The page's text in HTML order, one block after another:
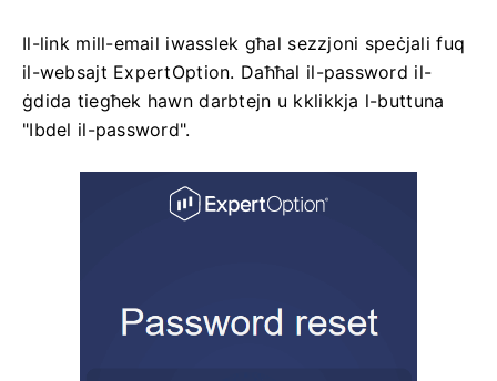
Il-link mill-email iwasslek għal sezzjoni speċjali fuq
il-websajt ExpertOption. Daħħal il-password il-
ġdida tiegħek hawn darbtejn u kklikkja l-buttuna
"Ibdel il-password".